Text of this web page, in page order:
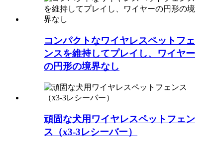
コンパクトなワイヤレスペットフェ
ンスを維持してプレイし、ワイヤー
の円形の境界なし
頑固な犬用ワイヤレスペットフェン
ス（x3-3レシーバー）